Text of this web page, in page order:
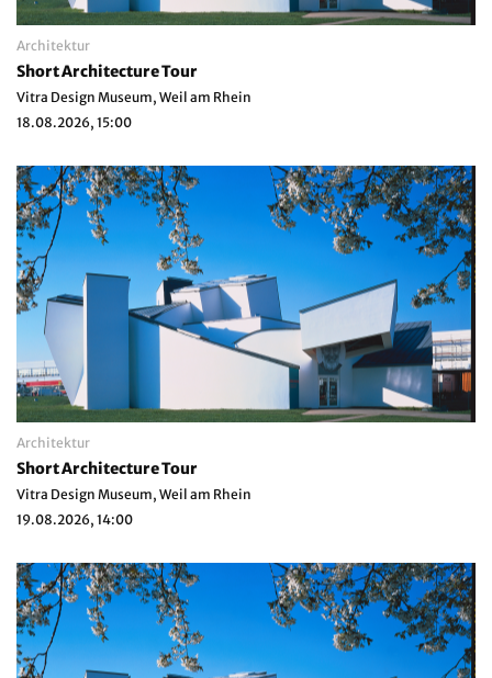
Architektur
Short Architecture Tour
Vitra Design Museum, Weil am Rhein
18.08.2026, 15:00
Architektur
Short Architecture Tour
Vitra Design Museum, Weil am Rhein
19.08.2026, 14:00